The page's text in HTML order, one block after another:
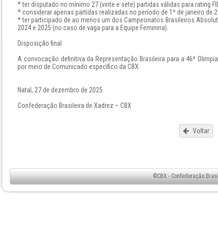
* ter disputado no mínimo 27 (vinte e sete) partidas válidas para rating
* considerar apenas partidas realizadas no período de 1º de janeiro de
* ter participado de ao menos um dos Campeonatos Brasileiros
2024 e 2025 (no caso de vaga para a Equipe Feminina).
Disposição final
A convocação definitiva da Representação Brasileira para a 46ª
por meio de Comunicado específico da CBX.
Natal, 27 de dezembro de 2025.
Confederação Brasileira de Xadrez – CBX
Voltar
©CBX - Confederação